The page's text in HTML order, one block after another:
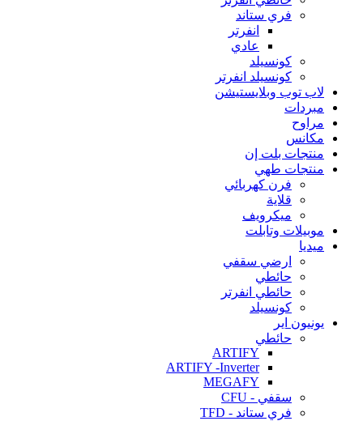
فري ستاند
انفرتر
عادي
كونسيلد
كونسيلد انفرتر
لاب توب وبلايستيشن
مبردات
مراوح
مكانس
منتجات بلت إن
منتجات طهي
فرن كهربائي
قلاية
ميكرويف
موبيلات وتابلت
ميديا
ارضي سقفي
حائطي
حائطي انفرتر
كونسيلد
يونيون اير
حائطي
ARTIFY
ARTIFY -Inverter
MEGAFY
سقفي - CFU
فري ستاند - TFD